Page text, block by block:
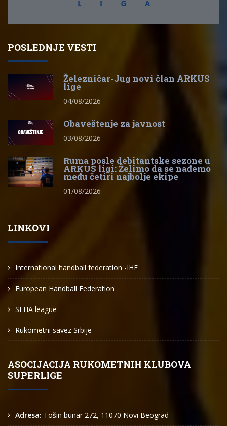
POSLEDNJE VESTI
Železničar-Jug novi član ARKUS
lige
04/08/2026
Obaveštenje za javnost
03/08/2026
Ruma posle debitantske sezone u
ARKUS ligi: Želimo da se nađemo
među četiri najbolje ekipe
01/08/2026
LINKOVI
International handball federation -IHF
European Handball Federation
SEHA league
Rukometni savez Srbije
ASOCIJACIJA RUKOMETNIH KLUBOVA
SUPERLIGE
Adresa: Tošin bunar 272, 11070 Novi Beograd